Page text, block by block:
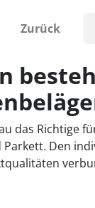
Zurück
das Richtige
Den